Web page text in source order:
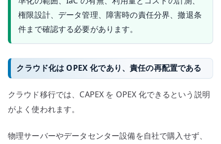
権限設計、データ管理、障害時の責任分界、撤退条
件まで確認する必要があります。
クラウド化は OPEX 化であり、責任の再配置である
クラウド移行では、CAPEX を OPEX 化できるという説明
がよく使われます。
物理サーバーやデータセンター設備を自社で購入せず、